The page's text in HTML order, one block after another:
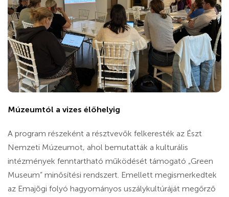
Múzeumtól a vizes élőhelyig
A program részeként a résztvevők felkeresték az Észt
Nemzeti Múzeumot, ahol bemutatták a kulturális
intézmények fenntartható működését támogató „Green
Museum” minősítési rendszert. Emellett megismerkedtek
az Emajõgi folyó hagyományos uszálykultúráját megőrző